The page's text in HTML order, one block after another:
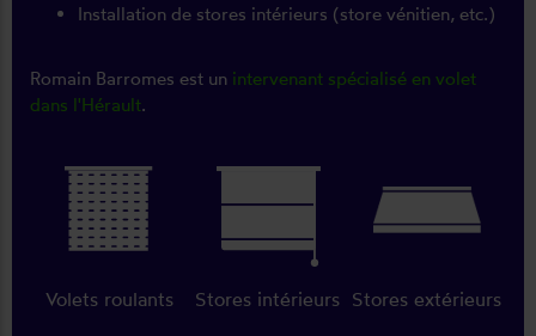
Installation de stores intérieurs (store vénitien, etc.)
Romain Barromes est un intervenant spécialisé en volet
dans l'Hérault.
Volets roulants Stores intérieurs Stores extérieurs